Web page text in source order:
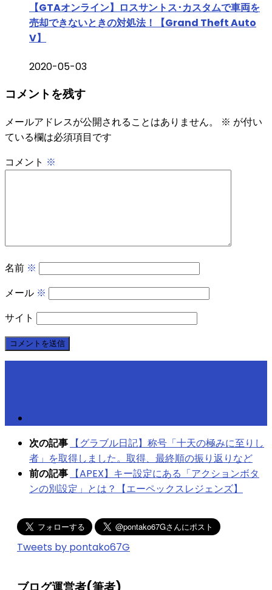
【GTAオンライン】ロスサントス･カスタムで車両を
売却できないときの対処法！【Grand Theft Auto
V】
2020-05-03
コメントを残す
メールアドレスが公開されることはありません。 ※ が付い
ている欄は必須項目です
コメント ※
名前 ※
メール ※
サイト
次の記事 【グラブル日記】称号「十天の極みに至りし
者」を取得しました。取得、最終順の振り返りなど
前の記事 【APEX】キー設定にある「アクションボタ
ンの別設定」とは？【エーペックスレジェンズ】
Tweets by pontako67G